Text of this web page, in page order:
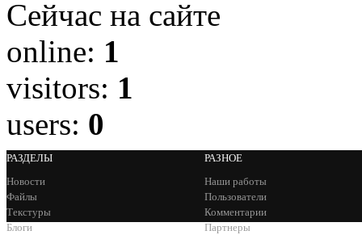
Сейчас на сайте
online: 1
visitors: 1
users: 0
РАЗДЕЛЫ
Новости
Файлы
Текстуры
Блоги
РАЗНОЕ
Наши работы
Пользователи
Комментарии
Партнеры